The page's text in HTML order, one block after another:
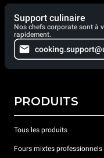
Support culinaire
Nos chefs corporate sont à
rapidement.
PRODUITS
Tous les produits
Fours mixtes professionnels